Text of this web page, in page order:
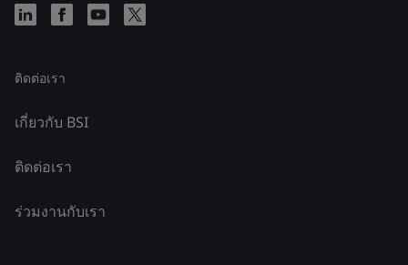
ติดต่อเรา
เกี่ยวกับ BSI
ติดต่อเรา
ร่วมงานกับเรา